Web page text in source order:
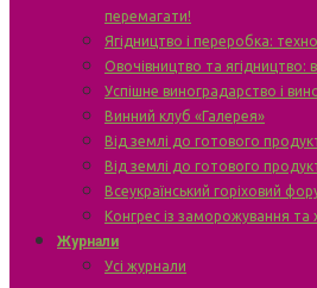
перемагати!
Ягідництво і переробка:
Овочівництво та ягідництво:
Успішне виноградарство і
Винний клуб «Галерея»
Від землі до готового
Від землі до готового
Всеукраїнський горіховий
Конгрес із заморожування та
Журнали
Усі журнали